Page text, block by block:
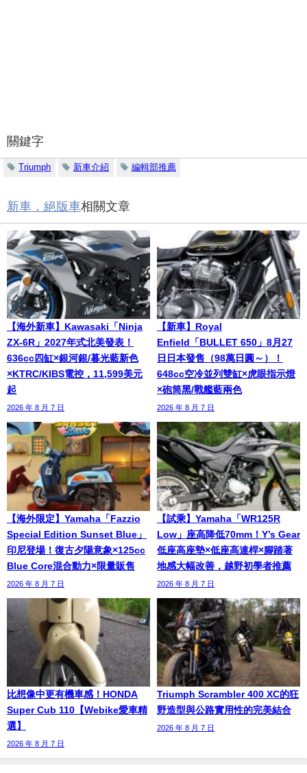
關鍵字
Triumph 新車介紹 編輯部推薦
新車．絕版車相關文章
【海外新車】Kawasaki「Ninja
ZX-6R」2027年式北美發表！
636cc四缸×銀河銀/暮光藍新色
×KTRC/KIBS電控，11,599美元
起
2026 年 8 月 7 日
【新車】Royal
Enfield「BULLET 650」8月27
日日本發售（98萬日圓～）！
648cc空冷並列雙缸×虎眼指示燈
×砲筒黑/戰艦藍兩色
2026 年 8 月 7 日
【海外限定】Yamaha「Fazzio
Special Edition Sunset Blue」
印尼登場！復古夕陽意象×125cc
Blue Core混合動力×限量販售
2026 年 8 月 7 日
【試乘】Yamaha「WR125R
Low」座高降低70mm！Y’s Gear
低座高座墊×低座高連桿×腳踏著
地感大幅改善，越野初學者推薦
2026 年 8 月 7 日
比想像中更有機車感！HONDA
Super Cub 110【Webike愛車精
選】
2026 年 8 月 7 日
Triumph Scrambler 400 XC的狂
野造型與公路實用性的完美結合
2026 年 8 月 7 日